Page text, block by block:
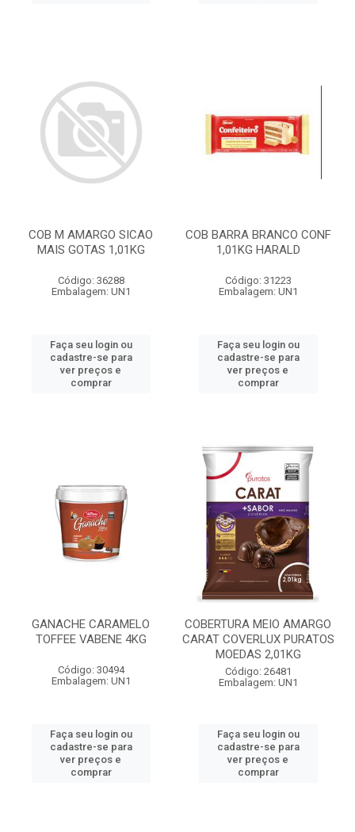
COB M AMARGO SICAO
MAIS GOTAS 1,01KG
Código: 36288
Embalagem: UN1
Faça seu login ou
cadastre-se para
ver preços e
comprar
COB BARRA BRANCO CONF
1,01KG HARALD
Código: 31223
Embalagem: UN1
Faça seu login ou
cadastre-se para
ver preços e
comprar
GANACHE CARAMELO
TOFFEE VABENE 4KG
Código: 30494
Embalagem: UN1
Faça seu login ou
cadastre-se para
ver preços e
comprar
COBERTURA MEIO AMARGO
CARAT COVERLUX PURATOS
MOEDAS 2,01KG
Código: 26481
Embalagem: UN1
Faça seu login ou
cadastre-se para
ver preços e
comprar